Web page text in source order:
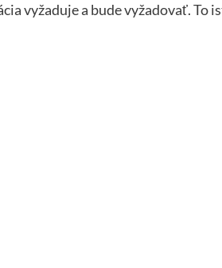
vyžaduje a bude vyžadovať. To